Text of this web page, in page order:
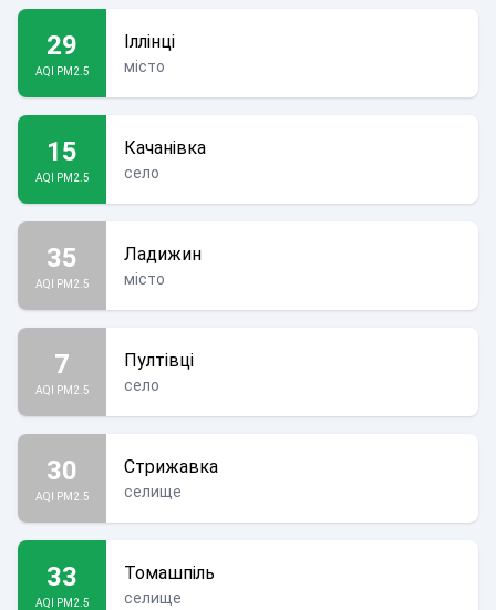
29
AQI PM2.5
Іллінці
місто
15
AQI PM2.5
Качанівка
село
35
AQI PM2.5
Ладижин
місто
7
AQI PM2.5
Пултівці
село
30
AQI PM2.5
Стрижавка
селище
33
AQI PM2.5
Томашпіль
селище